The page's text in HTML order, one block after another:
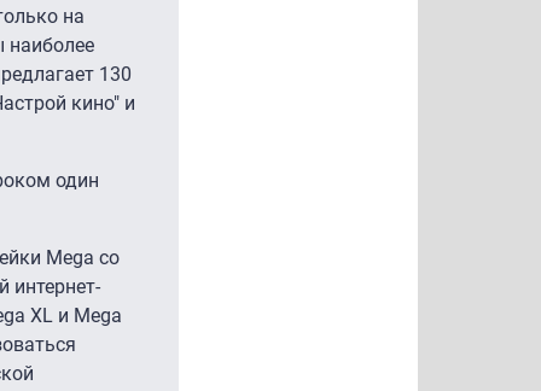
на
наиболее
130
кино" и
один
Mega со
интернет-
XL и Mega